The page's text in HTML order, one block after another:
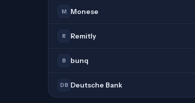
M Monese
R Remitly
B bunq
DB Deutsche Bank